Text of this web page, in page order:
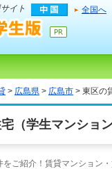
イト 全国へ
> 広島県 > 広島市 > 東区の
（学生マンショ
ご紹介！賃貸マンション